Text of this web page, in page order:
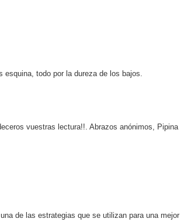
todo por la dureza de los bajos.
vuestras lectura!!. Abrazos anónimos, Pipina
de las estrategias que se utilizan para una mejor